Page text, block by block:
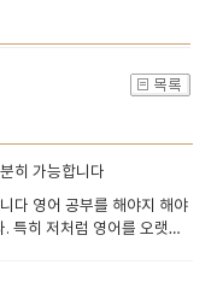
히 가능합니다
다 ​영어 공부를 해야지 해야
특히 저처럼 영어를 오랫동
해 보니 조금씩 늘어가는 제